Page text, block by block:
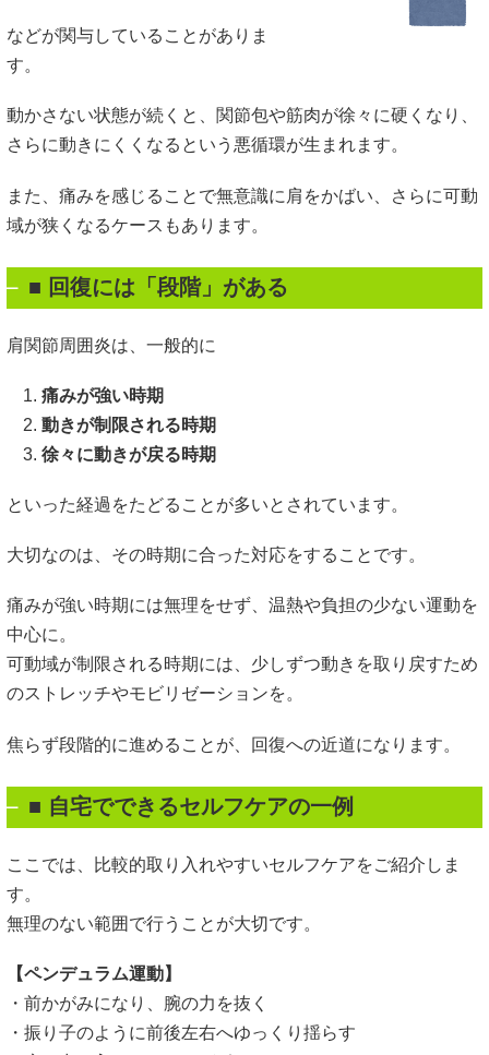
などが関与していることがありま
す。
動かさない状態が続くと、関節包や筋肉が徐々に硬くなり、
さらに動きにくくなるという悪循環が生まれます。
また、痛みを感じることで無意識に肩をかばい、さらに可動
域が狭くなるケースもあります。
■ 回復には「段階」がある
肩関節周囲炎は、一般的に
痛みが強い時期
動きが制限される時期
徐々に動きが戻る時期
といった経過をたどることが多いとされています。
大切なのは、その時期に合った対応をすることです。
痛みが強い時期には無理をせず、温熱や負担の少ない運動を
中心に。
可動域が制限される時期には、少しずつ動きを取り戻すため
のストレッチやモビリゼーションを。
焦らず段階的に進めることが、回復への近道になります。
■ 自宅でできるセルフケアの一例
ここでは、比較的取り入れやすいセルフケアをご紹介しま
す。
無理のない範囲で行うことが大切です。
【ペンデュラム運動】
・前かがみになり、腕の力を抜く
・振り子のように前後左右へゆっくり揺らす